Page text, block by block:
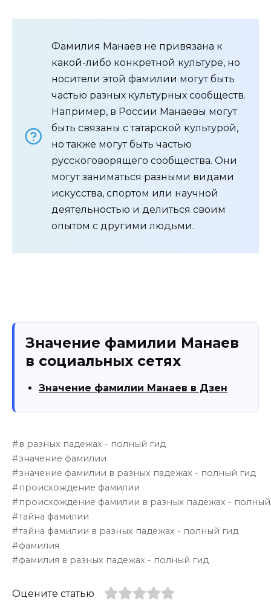
Фамилия Манаев не привязана к
какой-либо конкретной культуре, но
носители этой фамилии могут быть
частью разных культурных сообществ.
Например, в России Манаевы могут
быть связаны с татарской культурой,
но также могут быть частью
русскоговорящего сообщества. Они
могут заниматься разными видами
искусства, спортом или научной
деятельностью и делиться своим
опытом с другими людьми.
Значение фамилии Манаев
в социальных сетях
Значение фамилии Манаев в Дзен
в разных падежах - полный гид
значение фамилии
значение фамилии в разных падежах - полный гид
происхождение фамилии
происхождение фамилии в разных падежах -
тайна фамилии
тайна фамилии в разных падежах - полный гид
фамилия
фамилия в разных падежах - полный гид
Оцените статью